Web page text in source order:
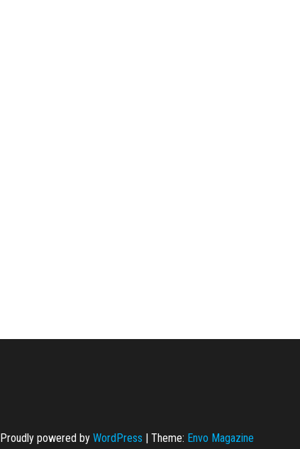
Proudly powered by WordPress | Theme: Envo Magazine